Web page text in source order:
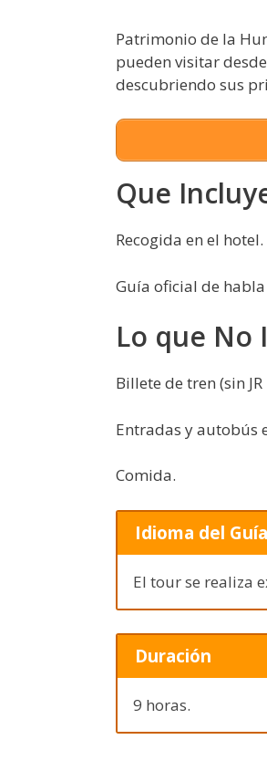
Patrimonio de la
pueden visitar
descubriendo sus
Que
Recogida en el hotel.
Guía oficial de
Lo que No
Billete de tren (sin
Entradas y autobús
Comida.
Idioma del Guía
El tour se realiza
Duración
9 horas.